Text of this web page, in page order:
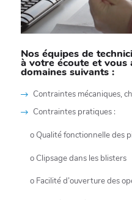
Nos équipes de
à votre écoute et vous
domaines suivants :
Contraintes mécaniques,
Contraintes pratiques :
o Qualité fonctionnelle des
o Clipsage dans les blisters
o Facilité d’ouverture des